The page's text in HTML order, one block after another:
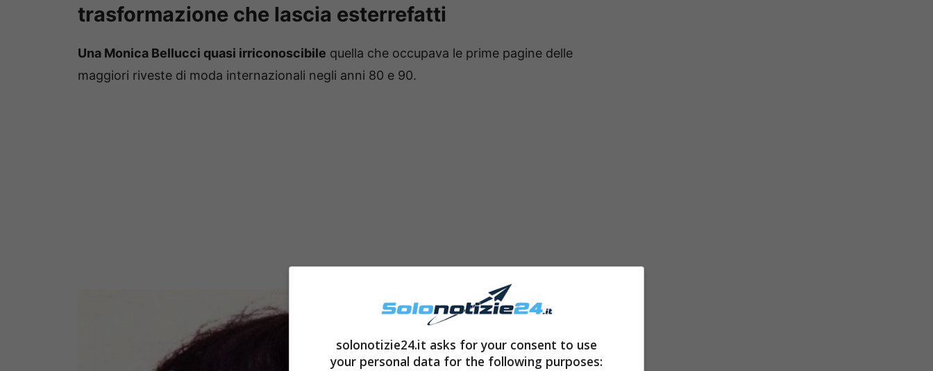
trasformazione che lascia esterrefatti
Una Monica Bellucci quasi irriconoscibile quella che occupava le prime pagine delle
maggiori riveste di moda internazionali negli anni 80 e 90.
solonotizie24.it asks for your consent to use
your personal data for the following purposes: